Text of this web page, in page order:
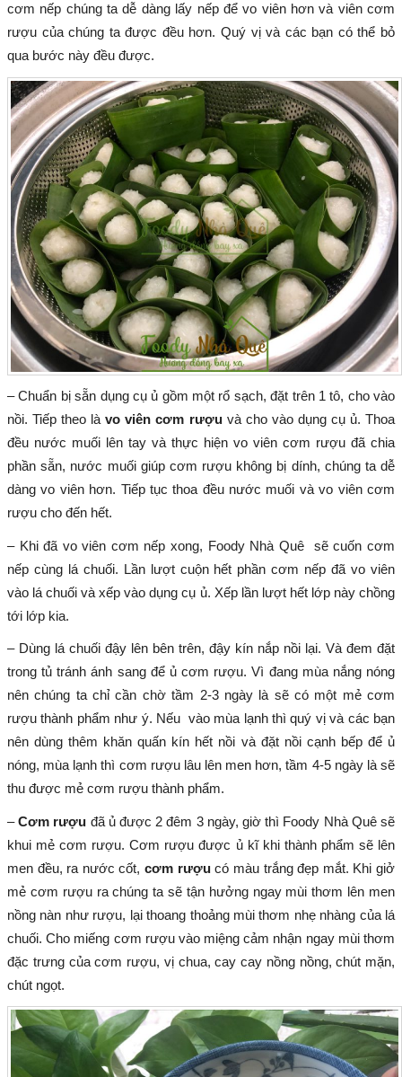
cơm nếp chúng ta dễ dàng lấy nếp để vo viên hơn và viên cơm
rượu của chúng ta được đều hơn. Quý vị và các bạn có thể bỏ
qua bước này đều được.
– Chuẩn bị sẵn dụng cụ ủ gồm một rổ sạch, đặt trên 1 tô, cho vào
nồi. Tiếp theo làvo viên cơm rượuvà cho vào dụng cụ ủ. Thoa
đều nước muối lên tay và thực hiện vo viên cơm rượu đã chia
phần sẵn, nước muối giúp cơm rượu không bị dính, chúng ta dễ
dàng vo viên hơn. Tiếp tục thoa đều nước muối và vo viên cơm
rượu cho đến hết.
– Khi đã vo viên cơm nếp xong, Foody Nhà Quê sẽ cuốn cơm
nếp cùng lá chuối. Lần lượt cuộn hết phần cơm nếp đã vo viên
vào lá chuối và xếp vào dụng cụ ủ. Xếp lần lượt hết lớp này chồng
tới lớp kia.
– Dùng lá chuối đậy lên bên trên, đậy kín nắp nồi lại. Và đem đặt
trong tủ tránh ánh sang để ủ cơm rượu. Vì đang mùa nắng nóng
nên chúng ta chỉ cần chờ tầm 2-3 ngày là sẽ có một mẻ cơm
rượu thành phẩm như ý. Nếu vào mùa lạnh thì quý vị và các bạn
nên dùng thêm khăn quấn kín hết nồi và đặt nồi cạnh bếp để ủ
nóng, mùa lạnh thì cơm rượu lâu lên men hơn, tầm 4-5 ngày là sẽ
thu được mẻ cơm rượu thành phẩm.
–Cơm rượu đã ủ được 2 đêm 3 ngày, giờ thì Foody Nhà Quê sẽ
khui mẻ cơm rượu. Cơm rượu được ủ kĩ khi thành phẩm sẽ lên
men đều, ra nước cốt,cơm rượucó màu trắng đẹp mắt. Khi giở
mẻ cơm rượu ra chúng ta sẽ tận hưởng ngay mùi thơm lên men
nồng nàn như rượu, lại thoang thoảng mùi thơm nhẹ nhàng của lá
chuối. Cho miếng cơm rượu vào miệng cảm nhận ngay mùi thơm
đặc trưng của cơm rượu, vị chua, cay cay nồng nồng, chút mặn,
chút ngọt.